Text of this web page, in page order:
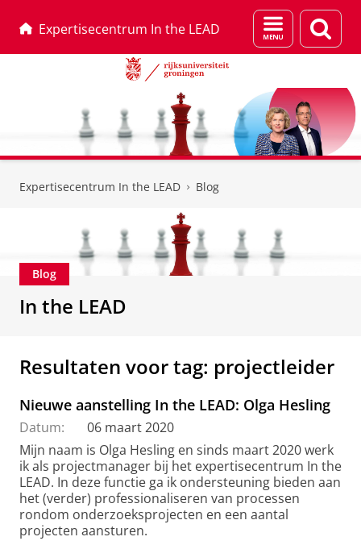
Expertisecentrum In the LEAD
Menu
en
Expertisecentrum In the LEAD Blog
Blog
In the LEAD
Resultaten voor tag: projectleider
Nieuwe aanstelling In the LEAD: Olga Hesling
Datum:
06 maart 2020
Mijn naam is Olga Hesling en sinds maart 2020 werk
ik als projectmanager bij het expertisecentrum In the
LEAD. In deze functie ga ik ondersteuning bieden aan
het (verder) professionaliseren van processen
rondom onderzoeksprojecten en een aantal
projecten aansturen.